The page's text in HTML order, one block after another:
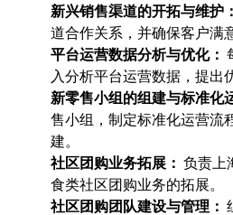
新兴销售渠道的开拓与维护：
道合作关系，并确保客户满
平台运营数据分析与优化：
入分析平台运营数据，提出
新零售小组的组建与标准化
售小组，制定标准化运营流
建。
社区团购业务拓展： 负责上
食类社区团购业务的拓展。
社区团购团队建设与管理：